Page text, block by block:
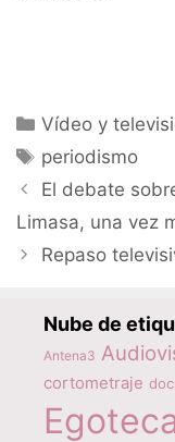
Categorías
Vídeo y
Etiquetas
periodismo
El debate
Limasa, una vez
Repaso
Nube de
Antena3
cortometraje